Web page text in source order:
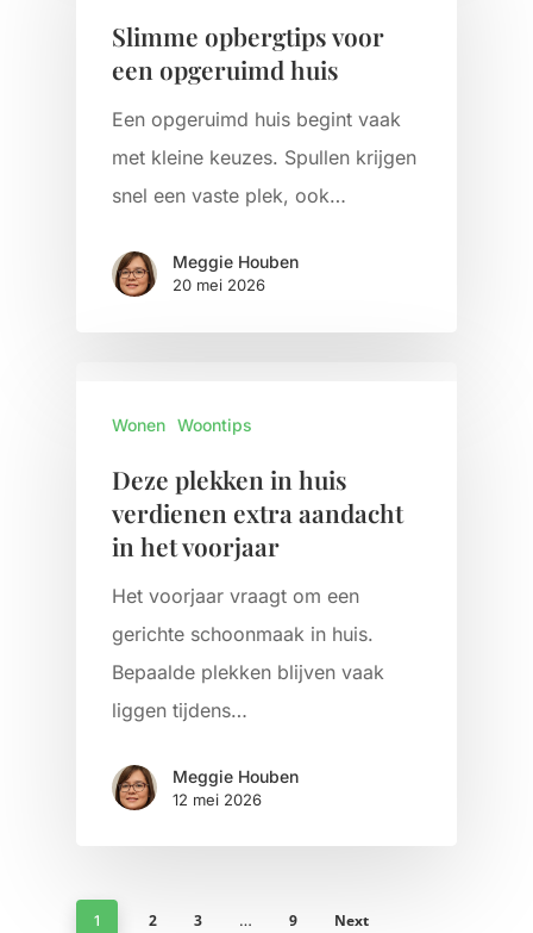
Slimme opbergtips voor
een opgeruimd huis
Een opgeruimd huis begint vaak
met kleine keuzes. Spullen krijgen
snel een vaste plek, ook…
Meggie Houben
20 mei 2026
Wonen Woontips
Deze plekken in huis
verdienen extra aandacht
in het voorjaar
Het voorjaar vraagt om een
gerichte schoonmaak in huis.
Bepaalde plekken blijven vaak
liggen tijdens…
Meggie Houben
12 mei 2026
1 2 3 … 9 Next